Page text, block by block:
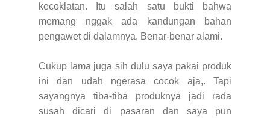
kecoklatan. Itu salah satu bukti bahwa
memang nggak ada kandungan bahan
pengawet di dalamnya. Benar-benar alami.
Cukup lama juga sih dulu saya pakai produk
ini dan udah ngerasa cocok aja,. Tapi
sayangnya tiba-tiba produknya jadi rada
susah dicari di pasaran dan saya pun